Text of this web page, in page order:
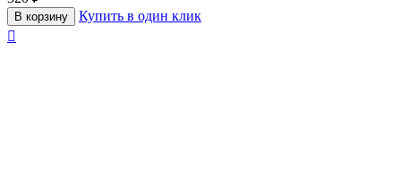
В корзину
Купить в один клик
